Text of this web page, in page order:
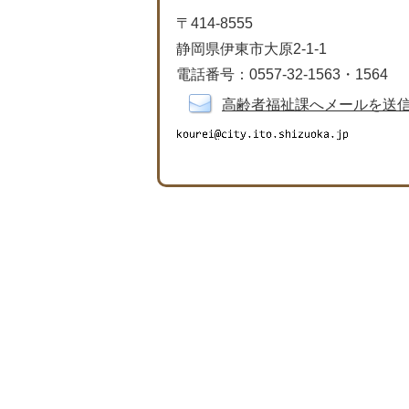
〒414-8555
静岡県伊東市大原2-1-1
電話番号：0557-32-1563・1564
高齢者福祉課へメールを送